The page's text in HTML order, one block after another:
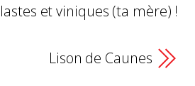
et viniques (ta mère) !
Lison de Caunes